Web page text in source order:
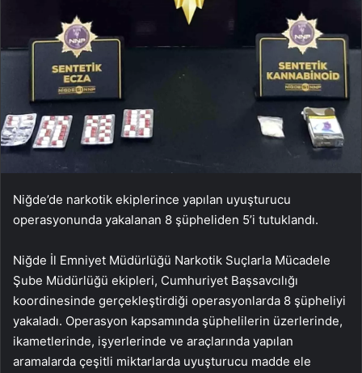
Niğde’de narkotik ekiplerince yapılan uyuşturucu
operasyonunda yakalanan 8 şüpheliden 5’i tutuklandı.
Niğde İl Emniyet Müdürlüğü Narkotik Suçlarla Mücadele
Şube Müdürlüğü ekipleri, Cumhuriyet Başsavcılığı
koordinesinde gerçekleştirdiği operasyonlarda 8 şüpheliyi
yakaladı. Operasyon kapsamında şüphelilerin üzerlerinde,
ikametlerinde, işyerlerinde ve araçlarında yapılan
aramalarda çeşitli miktarlarda uyuşturucu madde ele